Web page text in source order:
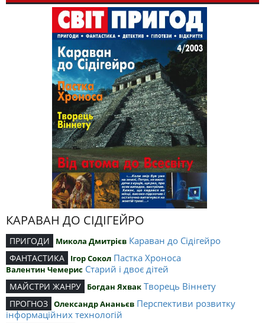
КАРАВАН ДО СІДІГЕЙРО
ПРИГОДИ Микола Дмитрієв Караван до Сідігейро
ФАНТАСТИКА Ігор Сокол Пастка Хроноса
Валентин Чемерис Старий і двоє дітей
МАЙСТРИ ЖАНРУ Богдан Яхвак Творець Віннету
ПРОГНОЗ Олександр Ананьєв Перспективи розвитку
інформаційних технологій